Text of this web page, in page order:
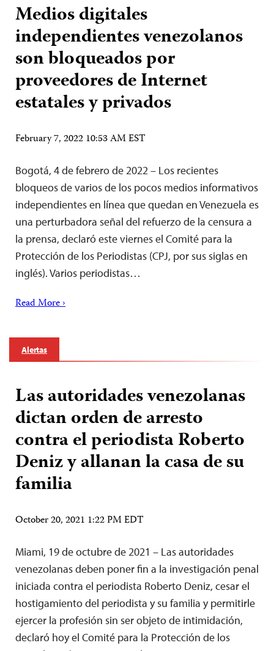
Medios digitales
independientes venezolanos
son bloqueados por
proveedores de Internet
estatales y privados
February 7, 2022 10:53 AM EST
Bogotá, 4 de febrero de 2022 – Los recientes
bloqueos de varios de los pocos medios informativos
independientes en línea que quedan en Venezuela es
una perturbadora señal del refuerzo de la censura a
la prensa, declaró este viernes el Comité para la
Protección de los Periodistas (CPJ, por sus siglas en
inglés). Varios periodistas…
Read More ›
Alertas
Las autoridades venezolanas
dictan orden de arresto
contra el periodista Roberto
Deniz y allanan la casa de su
familia
October 20, 2021 1:22 PM EDT
Miami, 19 de octubre de 2021 – Las autoridades
venezolanas deben poner fin a la investigación penal
iniciada contra el periodista Roberto Deniz, cesar el
hostigamiento del periodista y su familia y permitirle
ejercer la profesión sin ser objeto de intimidación,
declaró hoy el Comité para la Protección de los